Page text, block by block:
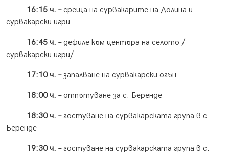
16:15 ч. – среща на сурвакарите на Долина и
сурвакарски игри
16:45 ч. –дефиле към центъра на селото /
сурвакарски игри/
17:10 ч. –запалване на сурвакарски огън
18:00 ч. –отпътуване за с. Беренде
18:30 ч. – гостуване на сурвакарската група в с.
Беренде
19:30 ч. – гостуване на сурвакарската група в с.